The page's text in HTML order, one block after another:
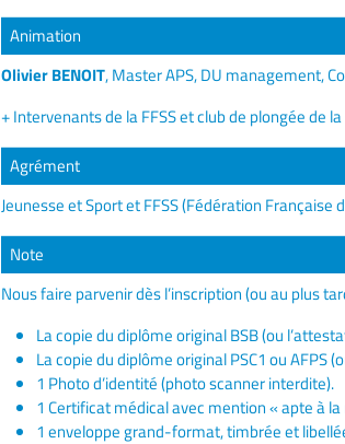
Animation
Olivier BENOIT, Master APS, DU management,
+ Intervenants de la FFSS et club de plongée de
Agrément
Jeunesse et Sport et FFSS (Fédération Française
Note
Nous faire parvenir dès l’inscription (ou au plus
La copie du diplôme original BSB (ou
La copie du diplôme original PSC1 ou AFPS
1 Photo d’identité (photo scanner interdite).
1 Certificat médical avec mention « apte à
1 enveloppe grand-format, timbrée et